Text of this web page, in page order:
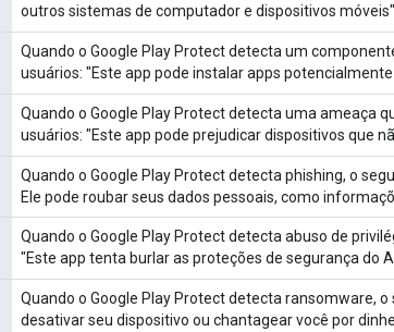
outros sistemas de computador e dispositivos móveis".
Quando o Google Play Protect detecta um
usuários: "Este app pode instalar apps
Quando o Google Play Protect detecta uma ameaça
usuários: "Este app pode prejudicar dispositivos que
Quando o Google Play Protect detecta phishing, o
Ele pode roubar seus dados pessoais, como
Quando o Google Play Protect detecta abuso de
"Este app tenta burlar as proteções de segurança do
Quando o Google Play Protect detecta ransomware,
desativar seu dispositivo ou chantagear você por